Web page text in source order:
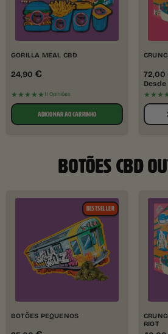
GORILLA MEAL CBD
24,90 €
★★★★★11 Opiniões
ADICIONAR AO CARRINHO
72,00
Desde
BOTÕES CBD
BESTSELLER
BOTÕES PEQUENOS
RIOT